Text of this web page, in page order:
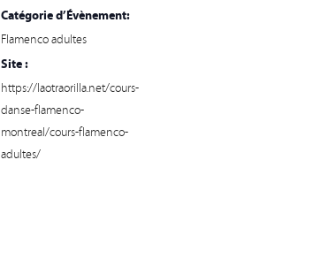
Catégorie d’Évènement:
Flamenco adultes
Site :
https://laotraorilla.net/cours-
danse-flamenco-
montreal/cours-flamenco-
adultes/